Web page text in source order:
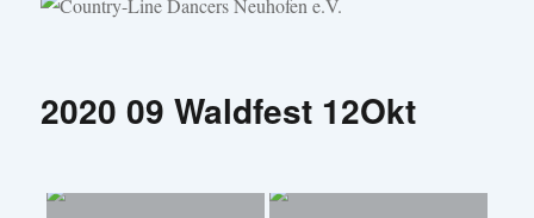
2020 09 Waldfest 12Okt